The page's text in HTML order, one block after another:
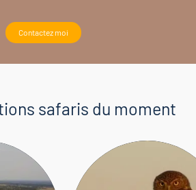
Contactez moi
safaris du moment